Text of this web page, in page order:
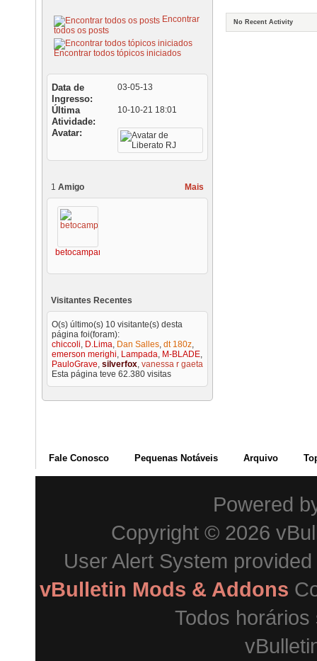
Encontrar
todos os posts
Encontrar todos tópicos iniciados
Data de
Ingresso
03-05-13
Última
Atividade
10-10-21 18:01
Avatar
Mais
1 Amigo
betocampana
Visitantes Recentes
O(s) último(s) 10 visitante(s) desta
página foi(foram):
chiccoli, D.Lima, Dan Salles, dt 180z,
emerson merighi, Lampada, M-BLADE,
PauloGrave, silverfox, vanessa r gaeta
Esta página teve 62.380 visitas
No Recent Activity
Fale Conosco Pequenas Notáveis Arquivo
Powered
Copyright © 2026
User Alert System
vBulletin Mods & Addons
Todos